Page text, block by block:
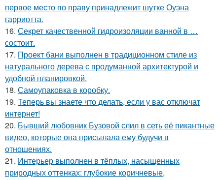
первое место по праву принадлежит шутке Оуэна
гарриотта.
16. Секрет качественной гидроизоляции ванной в …
состоит.
17. Проект бани выполнен в традиционном стиле из
натурального дерева с продуманной архитектурой и
удобной планировкой.
18. Самоупаковка в коробку.
19. Теперь вы знаете что делать, если у вас отключат
интернет!
20. Бывший любовник Бузовой слил в сеть её пикантные
видео, которые она присылала ему будучи в
отношениях.
21. Интерьер выполнен в тёплых, насыщенных
природных оттенках: глубокие коричневые,